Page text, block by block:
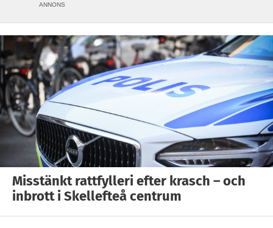
ANNONS
Misstänkt rattfylleri efter krasch – och
inbrott i Skellefteå centrum